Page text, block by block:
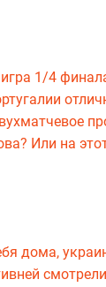
1/4
Или на
дома,